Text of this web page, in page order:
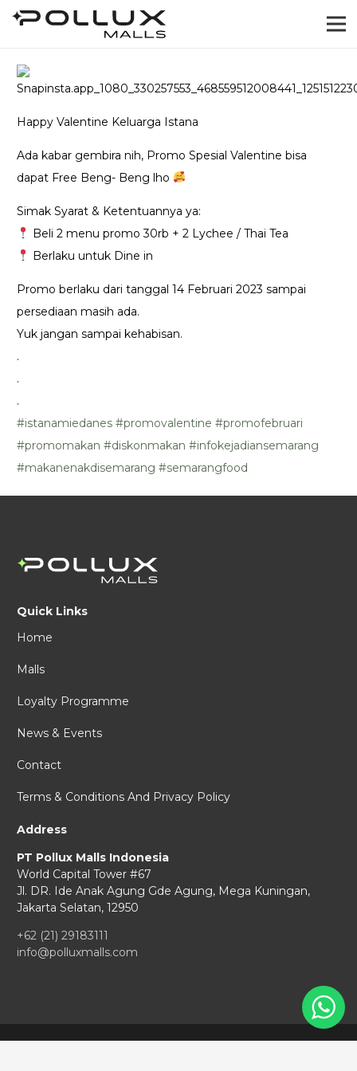
Happy Valentine Keluarga Istana
Ada kabar gembira nih, Promo Spesial Valentine bisa
dapat Free Beng- Beng lho
Simak Syarat & Ketentuannya ya:
Beli 2 menu promo 30rb + 2 Lychee / Thai Tea
Berlaku untuk Dine in
Promo berlaku dari tanggal 14 Februari 2023 sampai
persediaan masih ada.
Yuk jangan sampai kehabisan.
.
.
.
#istanamiedanes #promovalentine #promofebruari
#promomakan #diskonmakan #infokejadiansemarang
#makanenakdisemarang #semarangfood
Quick Links
Home
Malls
Loyalty Programme
News & Events
Contact
Terms & Conditions And Privacy Policy
Address
PT Pollux Malls Indonesia
World Capital Tower #67
Jl. DR. Ide Anak Agung Gde Agung, Mega Kuningan,
Jakarta Selatan, 12950
+62 (21) 29183111
info@polluxmalls.com